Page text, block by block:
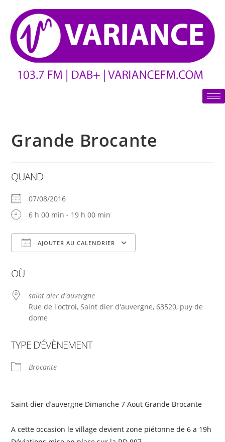
Grande Brocante
QUAND
07/08/2016
6 h 00 min - 19 h 00 min
AJOUTER AU CALENDRIER
OÙ
saint dier d'auvergne
Rue de l'octroi, Saint dier d'auvergne, 63520, puy de
dome
TYPE D’ÉVÈNEMENT
Brocante
Saint dier d’auvergne Dimanche 7 Aout Grande Brocante
A cette occasion le village devient zone piétonne de 6 a 19h